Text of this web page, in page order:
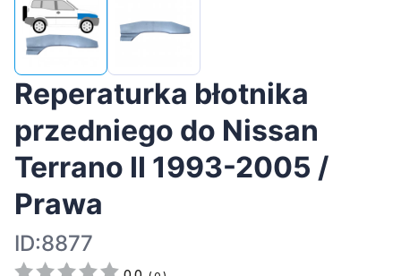
Reperaturka błotnika
przedniego do Nissan
Terrano II 1993-2005 /
Prawa
ID:8877